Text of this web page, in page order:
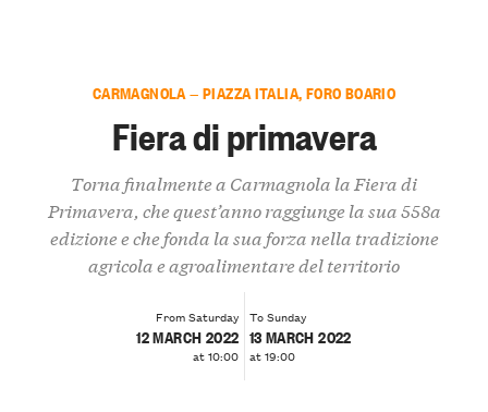
CARMAGNOLA — PIAZZA ITALIA, FORO BOARIO
Fiera di primavera
Torna finalmente a Carmagnola la Fiera di
Primavera, che quest’anno raggiunge la sua 558a
edizione e che fonda la sua forza nella tradizione
agricola e agroalimentare del territorio
From Saturday
12 MARCH 2022
at 10:00
To Sunday
13 MARCH 2022
at 19:00